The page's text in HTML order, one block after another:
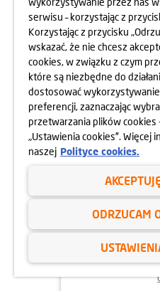
24.04.2025
800 MIESZKAŃ
WŁASNEGO
serwisu – korzystając z
Korzystając z przycisku
wskazać, że nie chcesz
cookies, w związku z czym
które są niezbędne do
dostosować
preferencji, zaznaczając
przetwarzania plików cookies
„Ustawienia cookies”. Więcej
naszej Polityce cookies.
ODRZUCAM